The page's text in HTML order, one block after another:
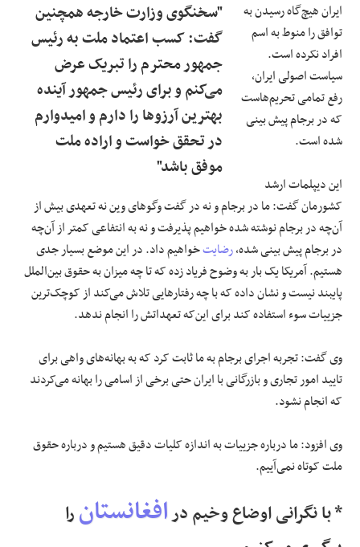
"سخنگوی وزارت خارجه همچنین
گفت: کسب اعتماد ملت به رئیس
جمهور محترم را تبریک عرض
می‌کنم و برای رئیس جمهور آینده
بهترین آرزوها را دارم و امیدوارم
در تحقق خواست و اراده ملت
موفق باشد"
ایران هیچ‌گاه رسیدن به
توافق را منوط به اسم
افراد نکرده است.
سیاست اصولی ایران،
رفع تمامی تحریم‌هاست
که در برجام پیش بینی
شده است.
این دیپلمات ارشد
کشورمان گفت: ما در برجام و نه در گفت وگوهای وین نه تعهدی بیش از
آن‌چه در برجام نوشته شده خواهیم پذیرفت و نه به انتفاعی کمتر از آن‌چه
در برجام پیش بینی شده،رضایتخواهیم داد. در این موضع بسیار جدی
هستیم. آمریکا یک بار به وضوح فریاد زده که تا چه میزان به حقوق بین‌الملل
پایبند نیست و نشان داده که با چه رفتارهایی تلاش می‌کند از کوچک‌ترین
جزییات سوء استفاده کند برای این‌که تعهداتش را انجام ندهد.
وی گفت: تجربه اجرای برجام به ما ثابت کرد که به بهانه‌های واهی برای
تایید امور تجاری و بازرگانی با ایران حتی برخی از اسامی را بهانه می‌کردند
که انجام نشود.
وی افزود: ما درباره جزییات به اندازه کلیات دقیق هستیم و درباره حقوق
ملت کوتاه نمی‌آییم.
* با نگرانی اوضاع وخیم درافغانستانرا